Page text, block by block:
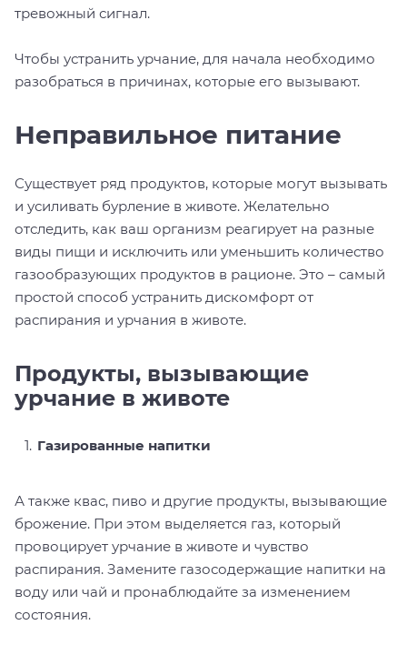
тревожный сигнал.
Чтобы устранить урчание, для начала необходимо
разобраться в причинах, которые его вызывают.
Неправильное питание
Существует ряд продуктов, которые могут вызывать
и усиливать бурление в животе. Желательно
отследить, как ваш организм реагирует на разные
виды пищи и исключить или уменьшить количество
газообразующих продуктов в рационе. Это – самый
простой способ устранить дискомфорт от
распирания и урчания в животе.
Продукты, вызывающие
урчание в животе
Газированные напитки
А также квас, пиво и другие продукты, вызывающие
брожение. При этом выделяется газ, который
провоцирует урчание в животе и чувство
распирания. Замените газосодержащие напитки на
воду или чай и пронаблюдайте за изменением
состояния.